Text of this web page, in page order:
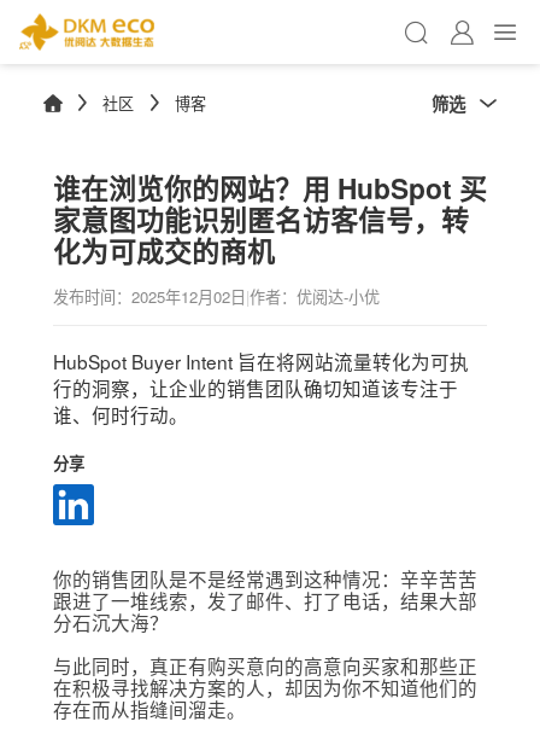
社区 博客 筛选
谁在浏览你的网站？用 HubSpot 买
家意图功能识别匿名访客信号，转
化为可成交的商机
发布时间： 2025年12月02日|作者：优阅达-小优
HubSpot Buyer Intent 旨在将网站流量转化为可执
行的洞察，让企业的销售团队确切知道该专注于
谁、何时行动。
分享
你的销售团队是不是经常遇到这种情况：辛辛苦苦
跟进了一堆线索，发了邮件、打了电话，结果大部
分石沉大海？
与此同时，真正有购买意向的高意向买家和那些正
在积极寻找解决方案的人，却因为你不知道他们的
存在而从指缝间溜走。